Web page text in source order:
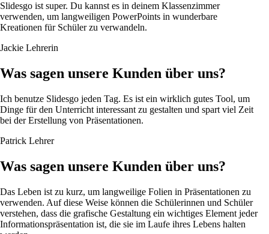
Slidesgo ist super. Du kannst es in deinem Klassenzimmer
verwenden, um langweiligen PowerPoints in wunderbare
Kreationen für Schüler zu verwandeln.
Jackie Lehrerin
Was sagen unsere Kunden über uns?
Ich benutze Slidesgo jeden Tag. Es ist ein wirklich gutes Tool, um
Dinge für den Unterricht interessant zu gestalten und spart viel Zeit
bei der Erstellung von Präsentationen.
Patrick Lehrer
Was sagen unsere Kunden über uns?
Das Leben ist zu kurz, um langweilige Folien in Präsentationen zu
verwenden. Auf diese Weise können die Schülerinnen und Schüler
verstehen, dass die grafische Gestaltung ein wichtiges Element jeder
Informationspräsentation ist, die sie im Laufe ihres Lebens halten